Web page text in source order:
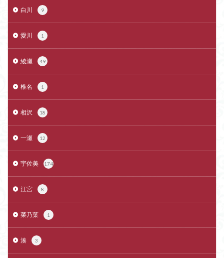
白川 9
愛川 1
綾瀬 49
椎名 1
相沢 18
一瀬 12
宇佐美 174
江宮 8
菜乃葉 1
湊 3